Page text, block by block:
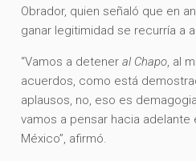
Obrador, quien señaló que en
ganar legitimidad se recurría a
“Vamos a deteneral Chapo, al
acuerdos, como está
aplausos, no, eso es
vamos a pensar hacia
México”, afirmó.